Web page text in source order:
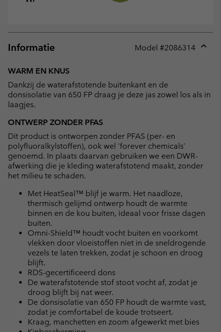
Informatie Model #2086314
WARM EN KNUS
Dankzij de waterafstotende buitenkant en de
donsisolatie van 650 FP draag je deze jas zowel los als in
laagjes.
ONTWERP ZONDER PFAS
Dit product is ontworpen zonder PFAS (per- en
polyfluoralkylstoffen), ook wel ‘forever chemicals’
genoemd. In plaats daarvan gebruiken we een DWR-
afwerking die je kleding waterafstotend maakt, zonder
het milieu te schaden.
Met HeatSeal™ blijf je warm. Het naadloze,
thermisch gelijmd ontwerp houdt de warmte
binnen en de kou buiten, ideaal voor frisse dagen
buiten.
Omni-Shield™ houdt vocht buiten en voorkomt
vlekken door vloeistoffen niet in de sneldrogende
vezels te laten trekken, zodat je schoon en droog
blijft.
RDS-gecertificeerd dons
De waterafstotende stof stoot vocht af, zodat je
droog blijft bij nat weer.
De donsisolatie van 650 FP houdt de warmte vast,
zodat je comfortabel de koude trotseert.
Kraag, manchetten en zoom afgewerkt met bies